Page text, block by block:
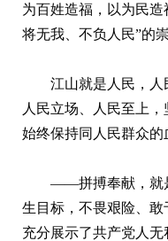
为百姓造福，以为民
将无我、不负人民”的
江山就是人民，
人民立场、人民至上
始终保持同人民群众的
——拼搏奉献，就
生目标，不畏艰险、敢
充分展示了共产党人